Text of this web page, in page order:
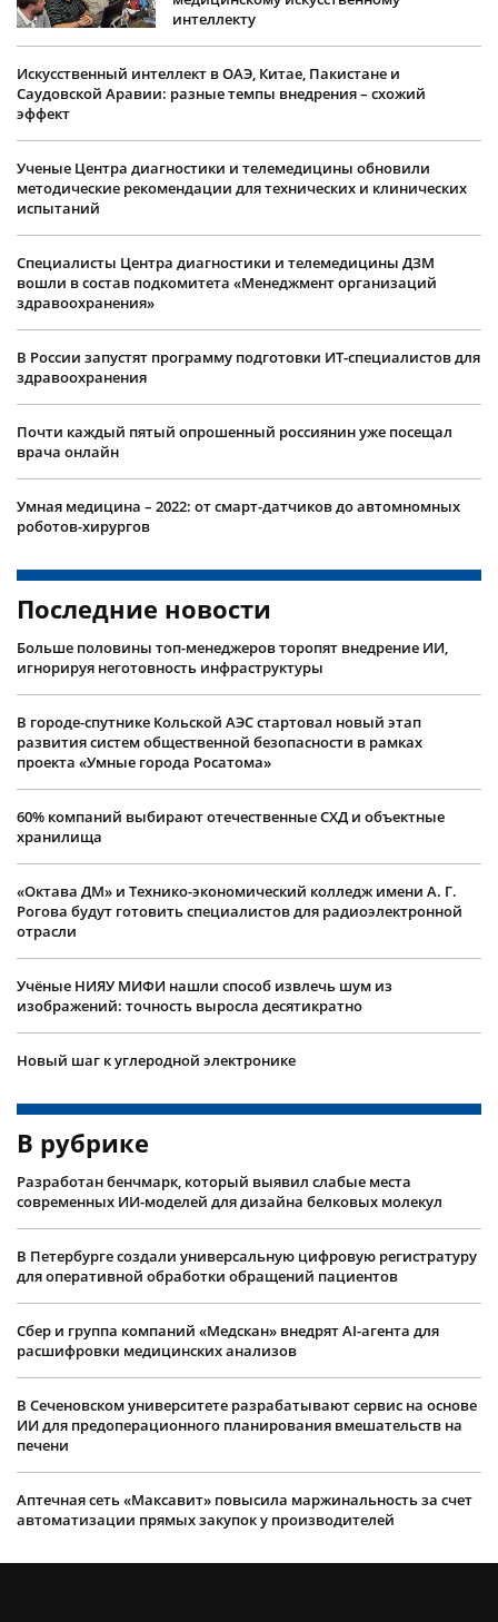
интеллекту
Искусственный интеллект в ОАЭ, Китае, Пакистане и
Саудовской Аравии: разные темпы внедрения – схожий
эффект
Ученые Центра диагностики и телемедицины обновили
методические рекомендации для технических и клинических
испытаний
Специалисты Центра диагностики и телемедицины ДЗМ
вошли в состав подкомитета «Менеджмент организаций
здравоохранения»
В России запустят программу подготовки ИТ-специалистов для
здравоохранения
Почти каждый пятый опрошенный россиянин уже посещал
врача онлайн
Умная медицина – 2022: от смарт-датчиков до автомномных
роботов-хирургов
Последние новости
Больше половины топ-менеджеров торопят внедрение ИИ,
игнорируя неготовность инфраструктуры
В городе-спутнике Кольской АЭС стартовал новый этап
развития систем общественной безопасности в рамках
проекта «Умные города Росатома»
60% компаний выбирают отечественные СХД и объектные
хранилища
«Октава ДМ» и Технико-экономический колледж имени А. Г.
Рогова будут готовить специалистов для радиоэлектронной
отрасли
Учëные НИЯУ МИФИ нашли способ извлечь шум из
изображений: точность выросла десятикратно
Новый шаг к углеродной электронике
В рубрике
Разработан бенчмарк, который выявил слабые места
современных ИИ-моделей для дизайна белковых молекул
В Петербурге создали универсальную цифровую регистратуру
для оперативной обработки обращений пациентов
Сбер и группа компаний «Медскан» внедрят AI-агента для
расшифровки медицинских анализов
В Сеченовском университете разрабатывают сервис на основе
ИИ для предоперационного планирования вмешательств на
печени
Аптечная сеть «Максавит» повысила маржинальность за счет
автоматизации прямых закупок у производителей